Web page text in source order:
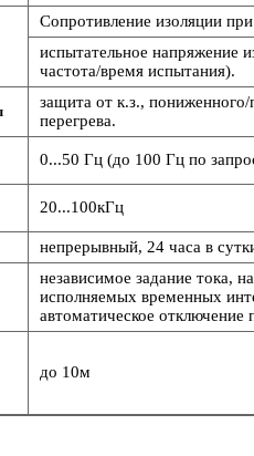
Сопротивление изоляции
испытательное напряжение
частота/время испытания).
защита от к.з.,
перегрева.
0...50 Гц (до 100 Гц по
20...100кГц
непрерывный, 24 часа в
независимое задание тока,
исполняемых временных
автоматическое
до 10м